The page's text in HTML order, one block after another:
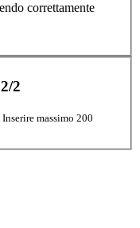
correttamente
2/2
Inserire massimo 200